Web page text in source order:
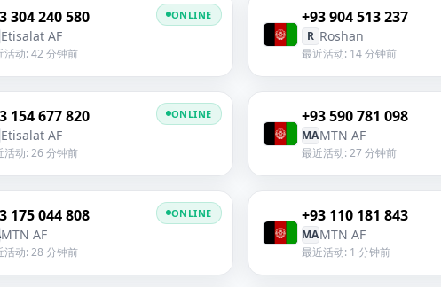
304 240 580
Etisalat AF
活动: 42 分钟前
ONLINE +93 904 513 237
R Roshan
最近活动: 14 分钟前
154 677 820
Etisalat AF
活动: 26 分钟前
ONLINE +93 590 781 098
MAMTN AF
最近活动: 27 分钟前
175 044 808
MTN AF
活动: 28 分钟前
ONLINE +93 110 181 843
MAMTN AF
最近活动: 1 分钟前